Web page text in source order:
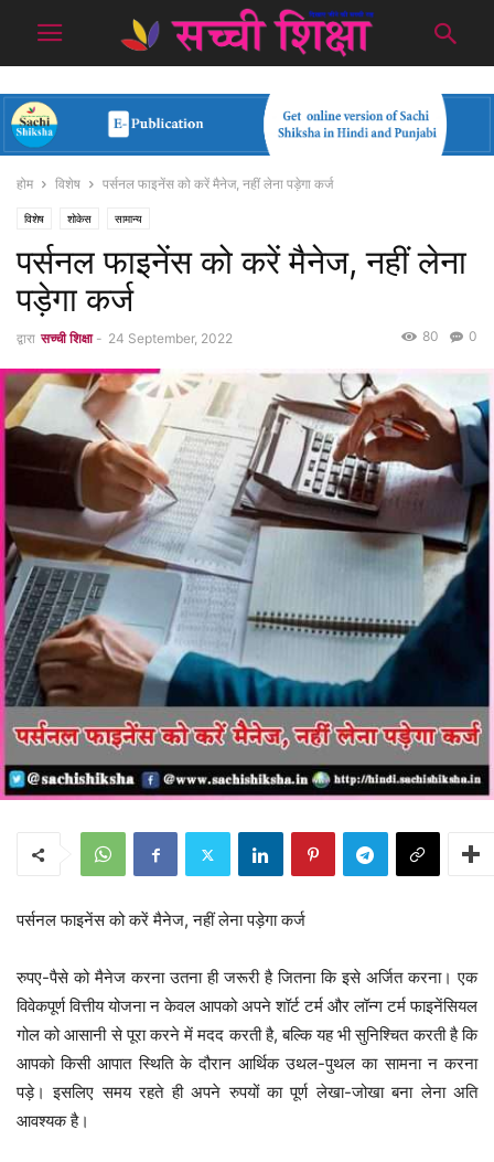
होम विशेष पर्सनल फाइनेंस को करें मैनेज, नहीं लेना पड़ेगा कर्ज
विशेष शोकेस सामान्य
पर्सनल फाइनेंस को करें मैनेज, नहीं लेना
पड़ेगा कर्ज
द्वारा सच्ची शिक्षा - 24 September, 2022 0
80
पर्सनल फाइनेंस को करें मैनेज, नहीं लेना पड़ेगा कर्ज
रुपए-पैसे को मैनेज करना उतना ही जरूरी है जितना कि इसे अर्जित करना। एक
विवेकपूर्ण वित्तीय योजना न केवल आपको अपने शॉर्ट टर्म और लॉन्ग टर्म फाइनेंसियल
गोल को आसानी से पूरा करने में मदद करती है, बल्कि यह भी सुनिश्चित करती है कि
आपको किसी आपात स्थिति के दौरान आर्थिक उथल-पुथल का सामना न करना
पड़े। इसलिए समय रहते ही अपने रुपयों का पूर्ण लेखा-जोखा बना लेना अति
आवश्यक है।